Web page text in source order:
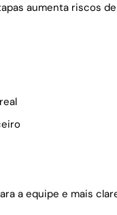
aumenta riscos
a equipe e mais